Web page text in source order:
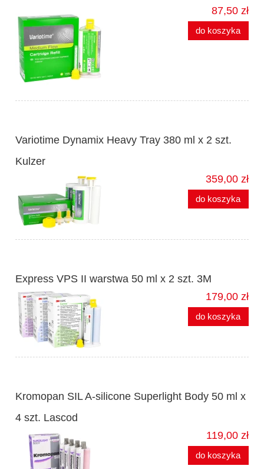
87,50 zł
do koszyka
Variotime Dynamix Heavy Tray 380 ml x 2 szt.
Kulzer
359,00 zł
do koszyka
Express VPS II warstwa 50 ml x 2 szt. 3M
179,00 zł
do koszyka
Kromopan SIL A-silicone Superlight Body 50 ml x
4 szt. Lascod
119,00 zł
do koszyka